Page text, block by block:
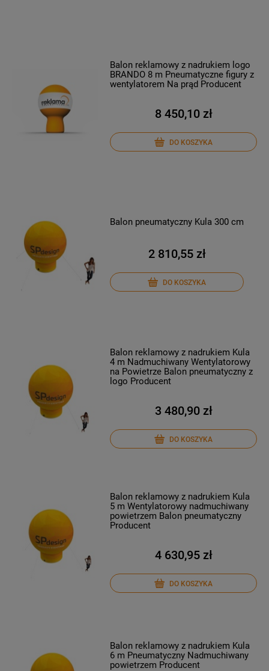
Balon reklamowy z nadrukiem logo
BRANDO 8 m Pneumatyczne figury z
wentylatorem Na prąd Producent
8 450,10 zł
DO KOSZYKA
Balon pneumatyczny Kula 300 cm
2 810,55 zł
DO KOSZYKA
Balon reklamowy z nadrukiem Kula
4 m Nadmuchiwany Wentylatorowy
na Powietrze Balon pneumatyczny z
logo Producent
3 480,90 zł
DO KOSZYKA
Balon reklamowy z nadrukiem Kula
5 m Wentylatorowy nadmuchiwany
powietrzem Balon pneumatyczny
Producent
4 630,95 zł
DO KOSZYKA
Balon reklamowy z nadrukiem Kula
6 m Pneumatyczny Nadmuchiwany
powietrzem Producent